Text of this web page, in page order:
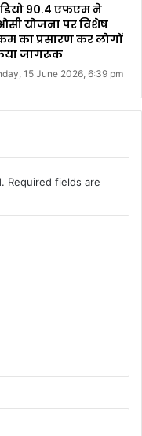
90.4 एफएम ने
योजना पर विशेष
का प्रसारण कर लोगों
जागरूक
15 June 2026, 6:39 pm
Required fields are